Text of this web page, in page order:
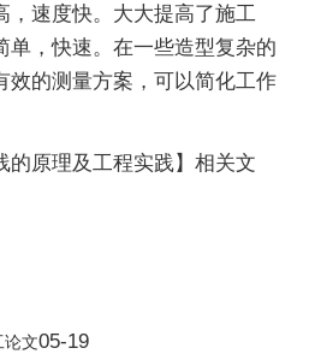
，速度快。大大提高了施工
单，快速。在一些造型复杂的
效的测量方案，可以简化工作
的原理及工程实践】相关文
论文05-19